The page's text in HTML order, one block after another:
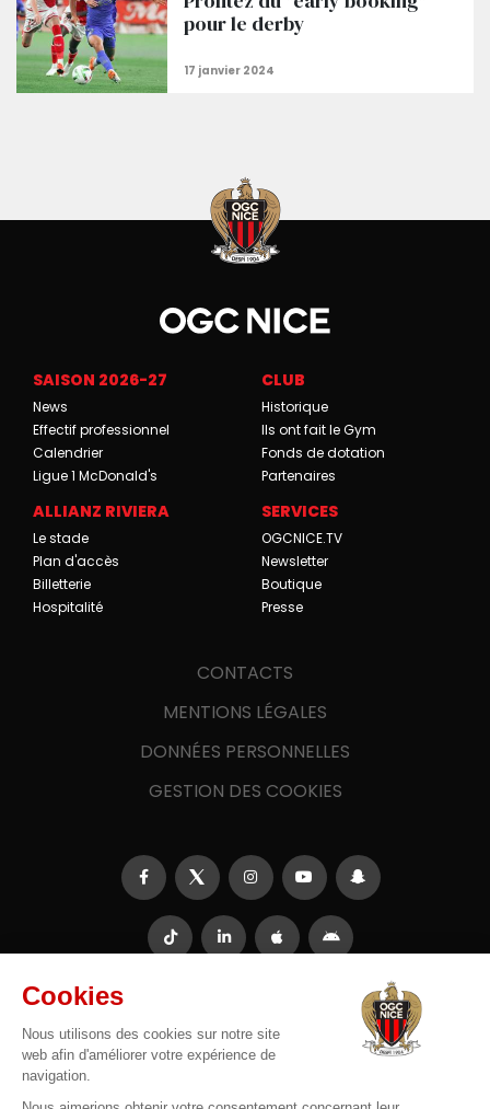
pour le derby
SAISON 2026-27
News
Effectif professionnel
Calendrier
Ligue 1 McDonald's
CLUB
Historique
Ils ont fait le Gym
Fonds de dotation
Partenaires
ALLIANZ RIVIERA
Le stade
Plan d'accès
Billetterie
Hospitalité
SERVICES
OGCNICE.TV
Newsletter
Boutique
Presse
CONTACTS
MENTIONS LÉGALES
DONNÉES PERSONNELLES
GESTION DES COOKIES